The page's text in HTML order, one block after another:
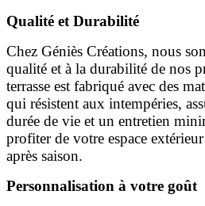
Qualité et Durabilité
Chez Géniès Créations, nous
qualité et à la durabilité de nos
terrasse est fabriqué avec des
qui résistent aux intempéries,
durée de vie et un entretien
profiter de votre espace
après saison.
Personnalisation à votre goût